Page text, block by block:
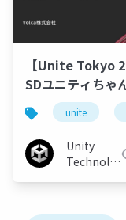
【Unite Tokyo
SDユニティちゃ
った人形劇風CG
のメイキング
unite
Unity